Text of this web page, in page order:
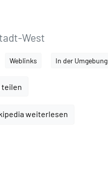
West
Weblinks In der Umgebung
teilen
weiterlesen